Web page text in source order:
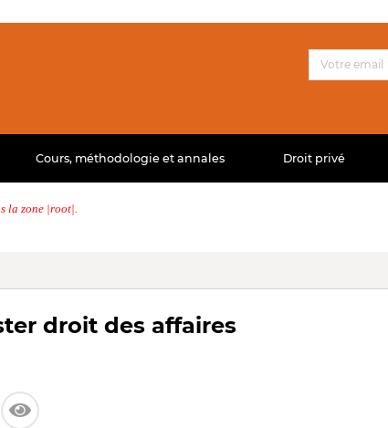
Cours, méthodologie et annales Droit privé
la zone |root|.
droit des affaires